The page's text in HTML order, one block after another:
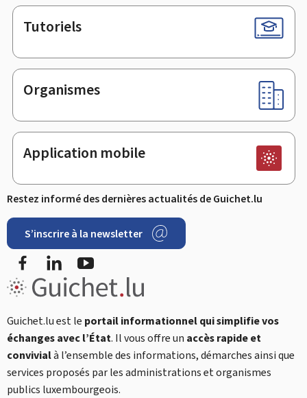
Tutoriels
Organismes
Application mobile
Restez informé des dernières actualités de Guichet.lu
S’inscrire à la newsletter
FacebookLinkedIn
Guichet.lu est le portail informationnel qui simplifie vos
échanges avec l’État. Il vous offre un accès rapide et
convivialà l’ensemble des informations, démarches ainsi que
services proposés par les administrations et organismes
publics luxembourgeois.